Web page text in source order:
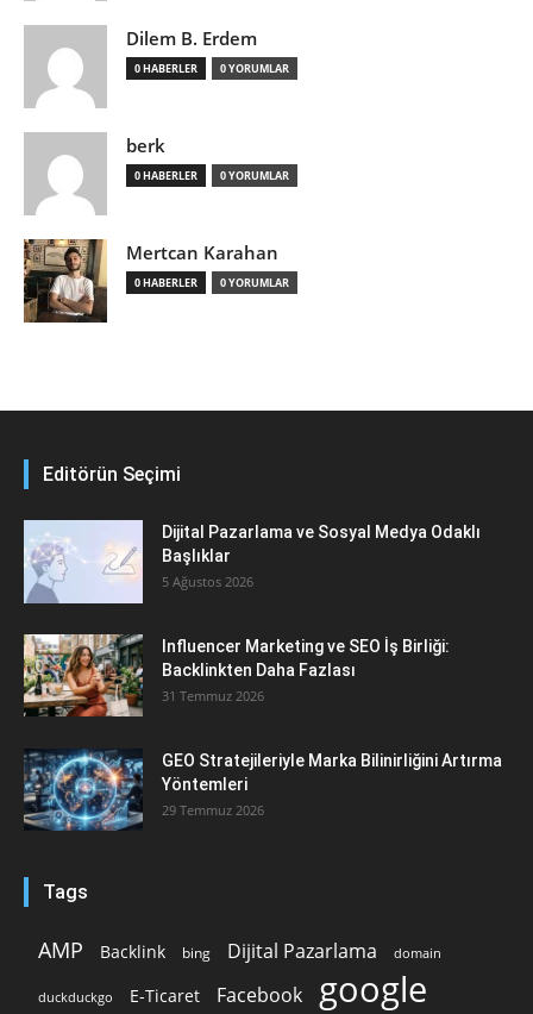
Dilem B. Erdem
0 HABERLER 0 YORUMLAR
berk
0 HABERLER 0 YORUMLAR
Mertcan Karahan
0 HABERLER 0 YORUMLAR
Editörün Seçimi
Dijital Pazarlama ve Sosyal Medya Odaklı
Başlıklar
5 Ağustos 2026
Influencer Marketing ve SEO İş Birliği:
Backlinkten Daha Fazlası
31 Temmuz 2026
GEO Stratejileriyle Marka Bilinirliğini Artırma
Yöntemleri
29 Temmuz 2026
Tags
AMP Backlink bing Dijital Pazarlama domain
duckduckgo E-Ticaret Facebook google